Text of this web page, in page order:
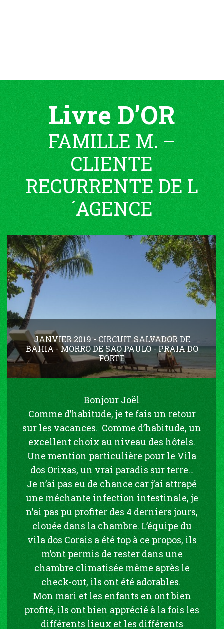
Livre D’OR
FAMILLE M. –
CLIENTE
RECURRENTE DE L
´AGENCE
JANVIER 2019 - CIRCUIT SALVADOR DE
BAHIA - MORRO DE SAO PAULO - PRAIA DO
FORTE
Bonjour Joël
Comme d’habitude, je te fais un retour
sur les vacances. Comme d’habitude, un
excellent choix au niveau des hôtels.
Une mention particulière pour le Vila
dos Orixas, un vrai paradis sur terre…
Je n’ai pas eu de chance car j’ai attrapé
une méchante infection intestinale, je
n’ai pas pu profiter des 4 derniers jours,
clouée dans la chambre. L’équipe du
vila dos Corais a été top à ce propos, ils
m’ont permis de rester dans une
chambre climatisée même après le
check-out, ils ont été adorables.
Mon mari et les enfants en ont bien
profité, ils ont bien apprécié à la fois les
différents lieux et les différents